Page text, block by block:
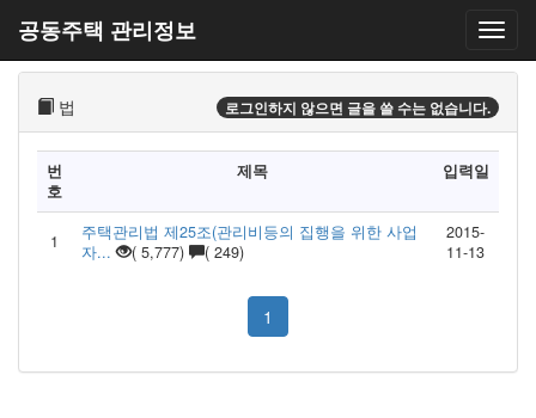
공동주택 관리정보
법 로그인하지 않으면 글을 쓸 수는 없습니다.
번
호
제목 입력일
1
주택관리법 제25조(관리비등의 집행을 위한 사업
자...
( 5,777) ( 249)
2015-
11-13
1